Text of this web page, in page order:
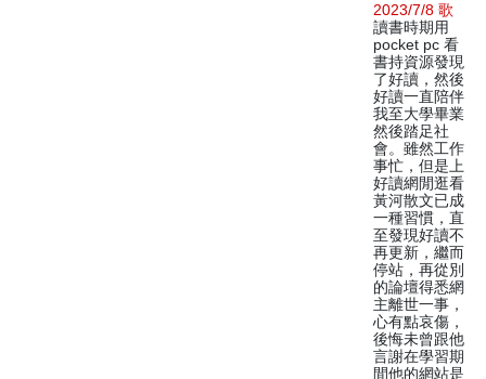
2023/7/8 歌
讀書時期用
pocket pc 看
書持資源發現
了好讀，然後
好讀一直陪伴
我至大學畢業
然後踏足社
會。雖然工作
事忙，但是上
好讀網閒逛看
黃河散文已成
一種習慣，直
至發現好讀不
再更新，繼而
停站，再從別
的論壇得悉網
主離世一事，
心有點哀傷，
後悔未曾跟他
言謝在學習期
間他的網站是